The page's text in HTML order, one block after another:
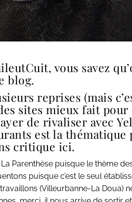
vous savez
blog.
reprises (mais
sites mieux fait
de rivaliser avec
est la thématique
critique ici.
La Parenthèse puisque le thème
puisque c’est le seul
(Villeurbanne-La Doua)